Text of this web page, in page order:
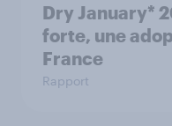
Dry January*
forte, une
France
Rapport